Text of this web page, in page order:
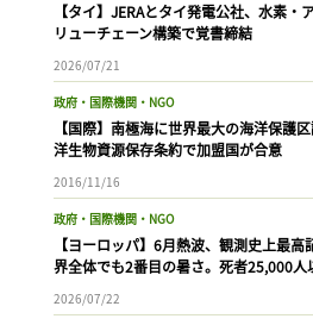
【タイ】JERAとタイ発電公社、水素・
リューチェーン構築で覚書締結
2026/07/21
政府・国際機関・NGO
【国際】南極海に世界最大の海洋保護
洋生物資源保存条約で加盟国が合意
2016/11/16
政府・国際機関・NGO
【ヨーロッパ】6月熱波、観測史上最高
界全体でも2番目の暑さ。死者25,000人
2026/07/22